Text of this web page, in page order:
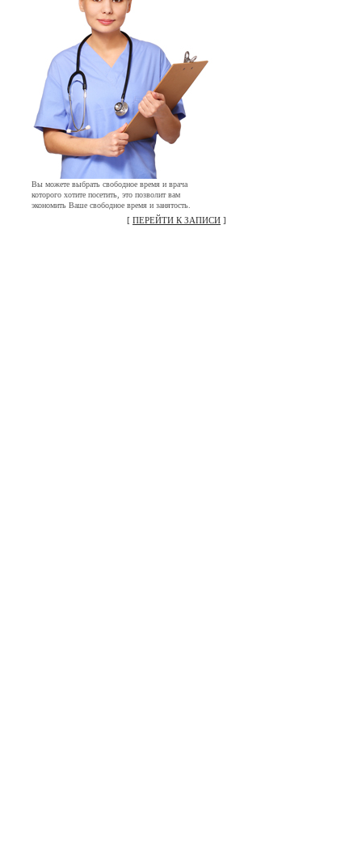
Вы можете выбрать свободное время и врача
которого хотите посетить, это позволит вам
экономить Ваше свободное время и занятость.
[ ПЕРЕЙТИ К ЗАПИСИ ]